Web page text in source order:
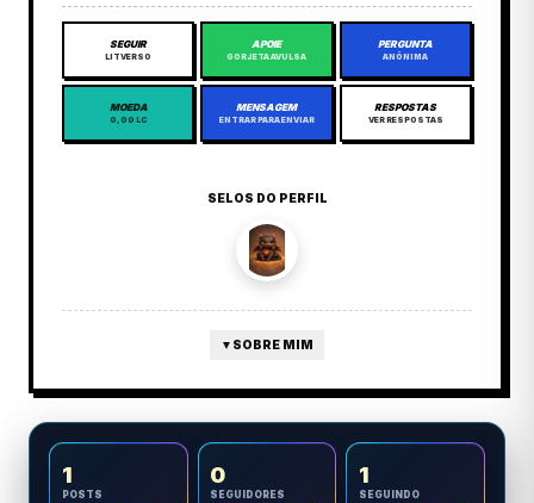
SEGUIR
LITVERSO
APOIE
GORJETA AVULSA
PERGUNTA
ANÔNIMA
MOEDA
0,00 LC
MENSAGEM
ENTRAR PARA ENVIAR
RESPOSTAS
VER RESPOSTAS
SELOS DO PERFIL
▼ SOBRE MIM
1
POSTS
0
SEGUIDORES
1
SEGUINDO